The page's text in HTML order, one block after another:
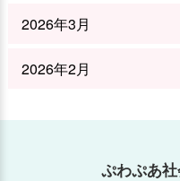
2026年3月
2026年2月
ぷわぷあ